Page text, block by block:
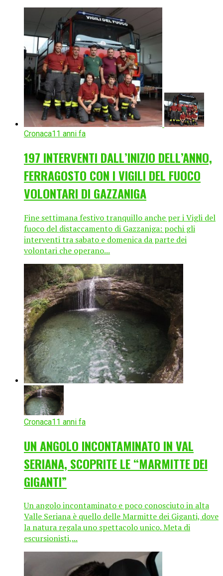
Cronaca11 anni fa
197 INTERVENTI DALL’INIZIO DELL’ANNO,
FERRAGOSTO CON I VIGILI DEL FUOCO
VOLONTARI DI GAZZANIGA
Fine settimana festivo tranquillo anche per i Vigli del
fuoco del distaccamento di Gazzaniga: pochi gli
interventi tra sabato e domenica da parte dei
volontari che operano...
Cronaca11 anni fa
UN ANGOLO INCONTAMINATO IN VAL
SERIANA, SCOPRITE LE “MARMITTE DEI
GIGANTI”
Un angolo incontaminato e poco conosciuto in alta
Valle Seriana è quello delle Marmitte dei Giganti, dove
la natura regala uno spettacolo unico. Meta di
escursionisti,...